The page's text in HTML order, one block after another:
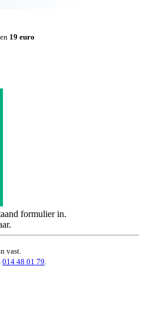
19 euro
formulier in.
vast.
014 48 01 79